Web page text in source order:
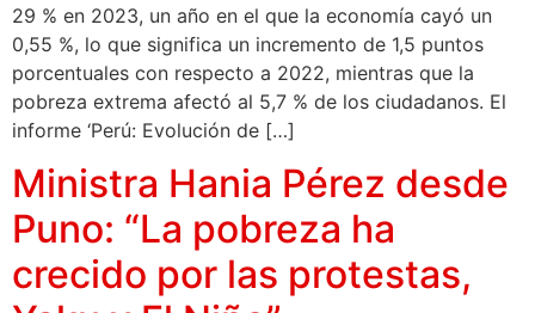
29 % en 2023, un año en el que la economía cayó un
0,55 %, lo que significa un incremento de 1,5 puntos
porcentuales con respecto a 2022, mientras que la
pobreza extrema afectó al 5,7 % de los ciudadanos. El
informe ‘Perú: Evolución de […]
Ministra Hania Pérez desde
Puno: “La pobreza ha
crecido por las protestas,